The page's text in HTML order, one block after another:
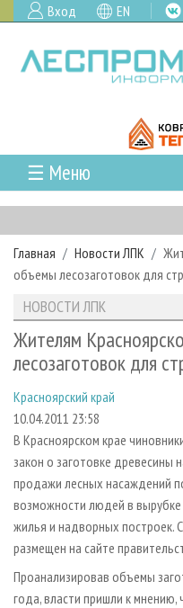
Вход EN
☰ Меню
ГЛАВНАЯ
РУБРИКИ И ТЕМЫ
РУБРИКИ ЖУРНАЛА
ЛЕСОЗАГОТОВКА
ЛЕСОПИЛЕНИЕ
СУШКА ДРЕВЕСИНЫ
ПРОИЗВОДСТВО
ДЕРЕВЯННОЕ
ПРОИЗВОДСТВО
БИОЭНЕРГЕТИКА
ИНСТРУМЕНТ И
НОВОСТИ
НОВОСТИ ЛПК
НОВОСТИ ЖУРНАЛА
ПРОЕКТЫ ЛПИ
АНАЛИТИКА
ПРЕДПРИЯТИЯ ЛПК
ПЕРСОНЫ
МОБИЛЬНЫЕ ВЫСТАВКИ
ОФИЦИАЛЬНЫЕ
ПРИОРИТЕТНЫЕ
RUSSIAN FORESTRY
ГАЗЕТА ЛЕСПРОМФОРУМ
БИБЛИОТЕКА
АРХИВ
АРХИВ ЖУРНАЛОВ
О ЖУРНАЛЕ
ПОДПИСКА
КОНТАКТЫ
РЕКЛАМОДАТЕЛЯМ
РЕКЛАМА
РЕКЛАМА НА САЙТЕ
Главная Новости ЛПК
объемы лесозаготовок для
НОВОСТИ ЛПК
Жителям
лесозаготовок для
Красноярский край
10.04.2011 23:58
В Красноярском крае
закон о заготовке древесины
продажи лесных насаждений
возможности людей в
жилья и надворных построек.
размещен на сайте
Проанализировав объемы
года, власти пришли к